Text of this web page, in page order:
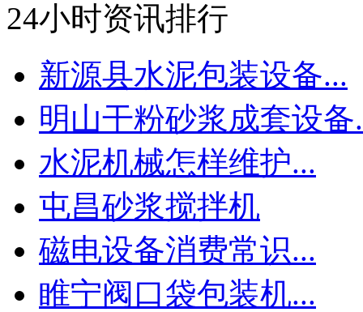
24小时资讯排行
新源县水泥包装设备...
明山干粉砂浆成套设备
水泥机械怎样维护...
屯昌砂浆搅拌机
磁电设备消费常识...
睢宁阀口袋包装机...